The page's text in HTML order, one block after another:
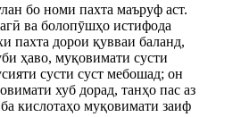
бо номи пахта маъруф аст.
ва болопӯшҳо истифода
пахта дорои қувваи баланд,
ҳаво, муқовимати сусти
сусти суст мебошад; он
хуб дорад, танҳо пас аз
кислотаҳо муқовимати заиф